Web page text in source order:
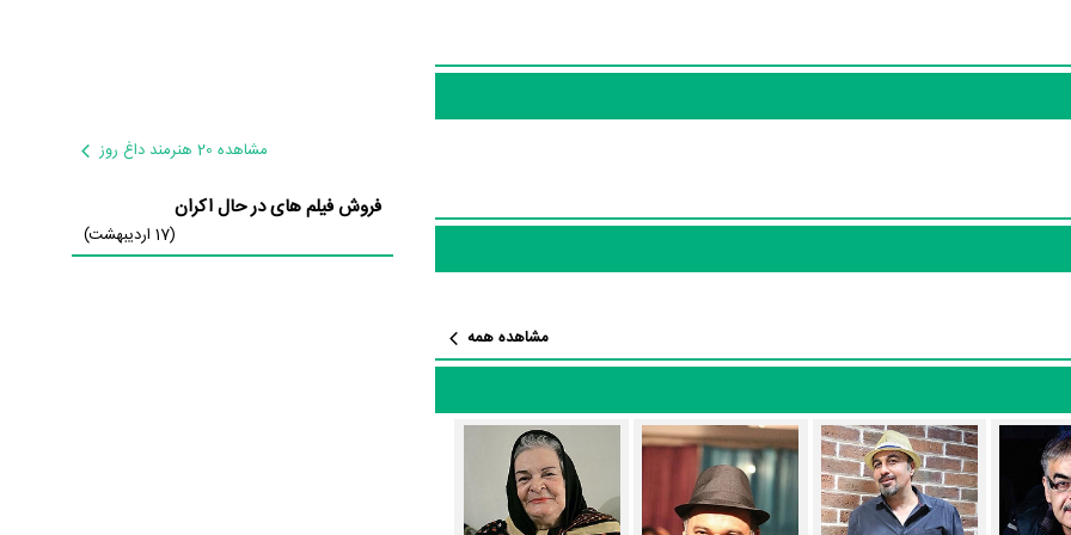
ازدواج باتوجه به بازی گرفتن از این تعداد بازیگر و مدیریت آنها کار بسیار دشواری
بازیگردان و همچنین تیم بازیگری کلید ازدواج توانسته‌اند در این زمینه موفق باشند و
ازدواج توسط
درباره داستان کلید ازدواج منتشر شده است، می‌خوانیم: «.»
و نکات جذابی را می‌توان بیان کرد. براساس آمارها فیلم کلید ازدواج به طور متوسط
مشاهده همه
مشاهده 20 هنرمند داغ روز
فروش فیلم های در حال اکران
(17 اردیبهشت)